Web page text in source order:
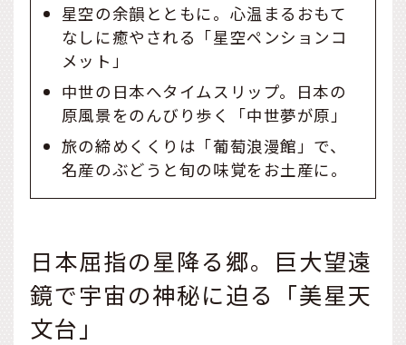
星空の余韻とともに。心温まるおもて
なしに癒やされる「星空ペンションコ
メット」
中世の日本へタイムスリップ。日本の
原風景をのんびり歩く「中世夢が原」
旅の締めくくりは「葡萄浪漫館」で、
名産のぶどうと旬の味覚をお土産に。
日本屈指の星降る郷。巨大望遠
鏡で宇宙の神秘に迫る「美星天
文台」